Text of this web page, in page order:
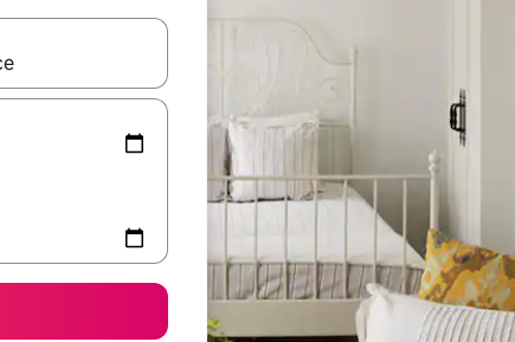
du navigera med upp- och nedåtpilarna eller utforska genom att